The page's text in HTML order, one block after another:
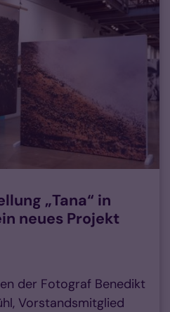
„Tana“ in
neues Projekt
der Fotograf Benedikt
Vorstandsmitglied